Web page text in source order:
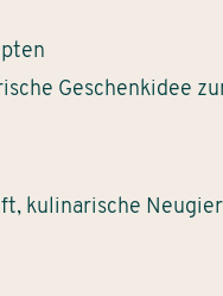
Geschenkidee
kulinarische